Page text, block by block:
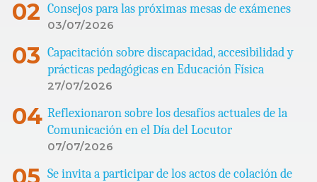
Consejos para las próximas mesas de exámenes
03/07/2026
Capacitación sobre discapacidad, accesibilidad y
prácticas pedagógicas en Educación Física
27/07/2026
Reflexionaron sobre los desafíos actuales de la
Comunicación en el Día del Locutor
07/07/2026
Se invita a participar de los actos de colación de